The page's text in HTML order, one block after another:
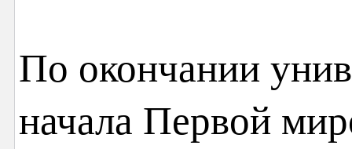
По окончании
начала Первой